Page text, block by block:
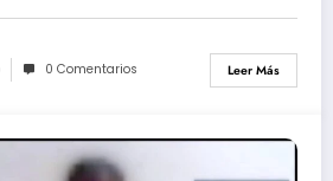
0 Comentarios Leer Más